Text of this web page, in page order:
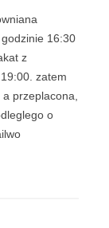
16:30
z
zatem
przeplacona,
o